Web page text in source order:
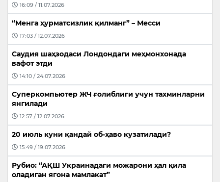
16:09 / 11.07.2026
“Менга ҳурматсизлик қилманг” – Месси
17:03 / 12.07.2026
Саудия шаҳзодаси Лондондаги меҳмонхонада
вафот этди
14:10 / 24.07.2026
Суперкомпьютер ЖЧ ғолиблиги учун тахминларни
янгилади
12:57 / 12.07.2026
20 июль куни қандай об-ҳаво кузатилади?
15:49 / 19.07.2026
Рубио: “АҚШ Украинадаги можарони ҳал қила
оладиган ягона мамлакат”